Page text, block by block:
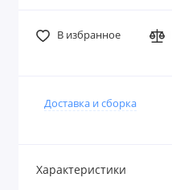
В избранное
Доставка и сборка
Характеристики